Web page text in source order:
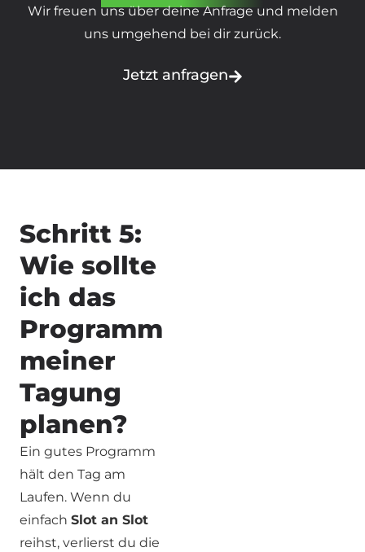
Wir freuen uns über deine Anfrage und melden
uns umgehend bei dir zurück.
Jetzt anfragen
Schritt 5:
Wie sollte
ich das
Programm
meiner
Tagung
planen?
Ein gutes Programm
hält den Tag am
Laufen. Wenn du
einfach Slot an Slot
reihst, verlierst du die